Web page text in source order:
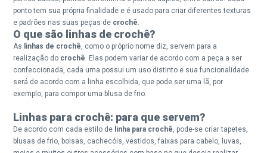
ponto tem sua própria finalidade e é usado para criar diferentes texturas
e padrões nas suas peças de crochê.
O que são linhas de crochê?
As linhas de crochê, como o próprio nome diz, servem para a
realização do crochê. Elas podem variar de acordo com a peça a ser
confeccionada, cada uma possui um uso distinto e sua funcionalidade
será de acordo com a linha escolhida, que pode ser uma lã, por
exemplo, para compor uma blusa de frio.
Linhas para crochê: para que servem?
De acordo com cada estilo de linha para crochê, pode-se criar tapetes,
blusas de frio, bolsas, cachecóis, vestidos, faixas para cabelo, luvas,